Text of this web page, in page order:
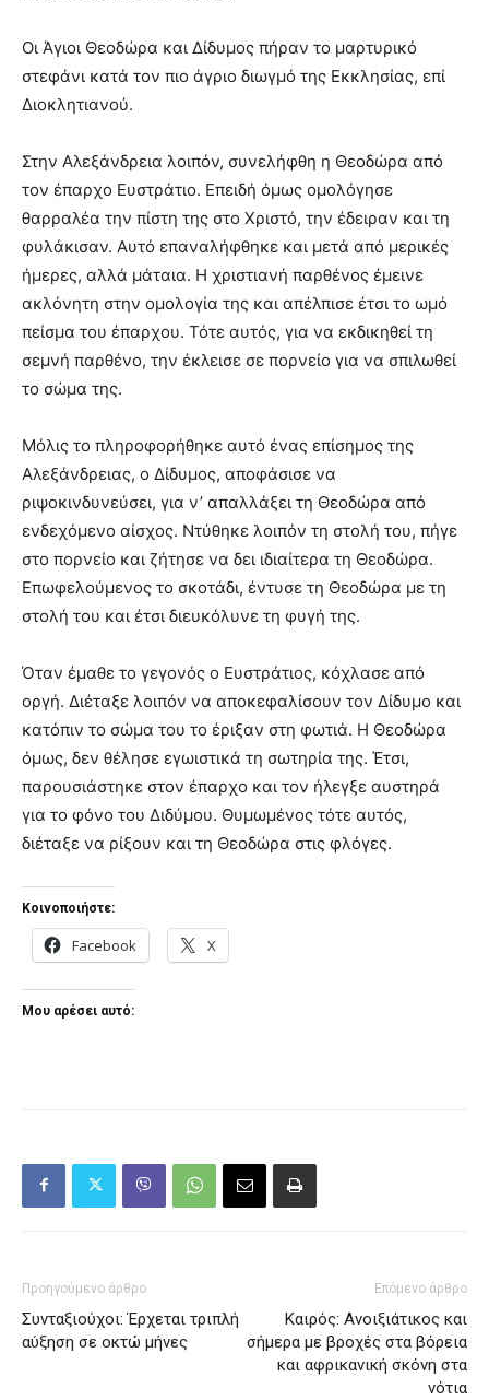
Οι Άγιοι Θεοδώρα και Δίδυμος πήραν το μαρτυρικό
στεφάνι κατά τον πιο άγριο διωγμό της Εκκλησίας, επί
Διοκλητιανού.
Στην Αλεξάνδρεια λοιπόν, συνελήφθη η Θεοδώρα από
τον έπαρχο Ευστράτιο. Επειδή όμως ομολόγησε
θαρραλέα την πίστη της στο Χριστό, την έδειραν και τη
φυλάκισαν. Αυτό επαναλήφθηκε και μετά από μερικές
ήμερες, αλλά μάταια. Η χριστιανή παρθένος έμεινε
ακλόνητη στην ομολογία της και απέλπισε έτσι το ωμό
πείσμα του έπαρχου. Τότε αυτός, για να εκδικηθεί τη
σεμνή παρθένο, την έκλεισε σε πορνείο για να σπιλωθεί
το σώμα της.
Μόλις το πληροφορήθηκε αυτό ένας επίσημος της
Αλεξάνδρειας, ο Δίδυμος, αποφάσισε να
ριψοκινδυνεύσει, για ν’ απαλλάξει τη Θεοδώρα από
ενδεχόμενο αίσχος. Ντύθηκε λοιπόν τη στολή του, πήγε
στο πορνείο και ζήτησε να δει ιδιαίτερα τη Θεοδώρα.
Επωφελούμενος το σκοτάδι, έντυσε τη Θεοδώρα με τη
στολή του και έτσι διευκόλυνε τη φυγή της.
Όταν έμαθε το γεγονός ο Ευστράτιος, κόχλασε από
οργή. Διέταξε λοιπόν να αποκεφαλίσουν τον Δίδυμο και
κατόπιν το σώμα του το έριξαν στη φωτιά. Η Θεοδώρα
όμως, δεν θέλησε εγωιστικά τη σωτηρία της. Έτσι,
παρουσιάστηκε στον έπαρχο και τον ήλεγξε αυστηρά
για το φόνο του Διδύμου. Θυμωμένος τότε αυτός,
διέταξε να ρίξουν και τη Θεοδώρα στις φλόγες.
Κοινοποιήστε:
Facebook X
Μου αρέσει αυτό:
Προηγούμενο άρθρο
Συνταξιούχοι: Έρχεται τριπλή
αύξηση σε οκτώ μήνες
Επόμενο άρθρο
Καιρός: Ανοιξιάτικος και
σήμερα με βροχές στα βόρεια
και αφρικανική σκόνη στα
νότια